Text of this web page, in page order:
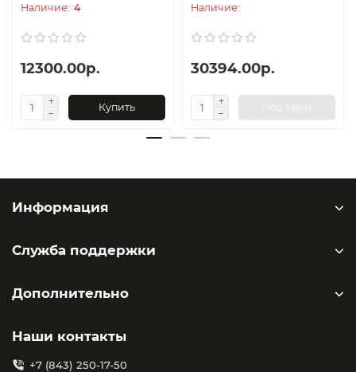
4
12300.00р.
Купить
30394.00р.
Информация
Служба поддержки
Дополнительно
Наши контакты
+7 (843) 250-17-50